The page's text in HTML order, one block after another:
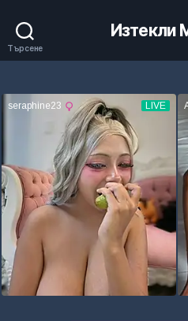
Търсене
Изтекли